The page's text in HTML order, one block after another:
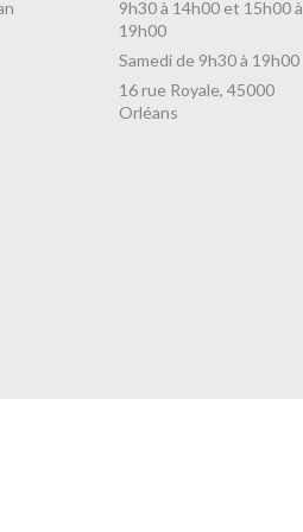
9h30 à 14h00 et 15h00 à
19h00
Samedi de 9h30 à 19h00
16 rue Royale, 45000
Orléans